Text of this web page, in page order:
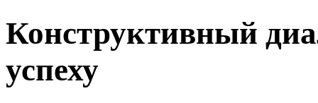
Конструктивный
успеху